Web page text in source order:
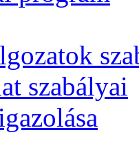
szabályai